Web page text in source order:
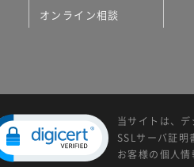
オンライン相談
当サイトは、デ
SSLサーバ証明
お客様の個人情